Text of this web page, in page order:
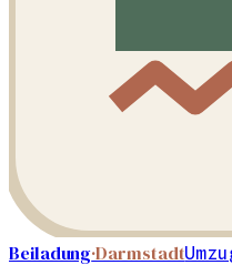
Beiladung·Darmstadt